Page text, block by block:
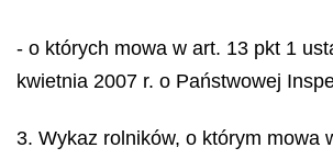
- o których mowa w art. 13 pkt 1
kwietnia 2007 r. o Państwowej
3. Wykaz rolników, o którym mowa